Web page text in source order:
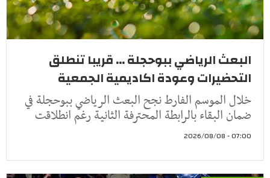
البعث الرياضي ببوحجلة ... قريبا تنطلق
التحضيرات وعودة اكاديمية الجمعية
خلال الموسم الفارط نجح البعث الرياضي ببوحجلة في
ضمان البقاء بالرابطة المحترفة الثانية رغم انطلاقت
07:00 - 2026/08/08